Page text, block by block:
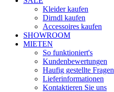
Kleider kaufen
Dirndl kaufen
Accessoires kaufen
SHOWROOM
MIETEN
So funktioniert's
Kundenbewertungen
Haufig gestellte Fragen
Lieferinformationen
Kontaktieren Sie uns